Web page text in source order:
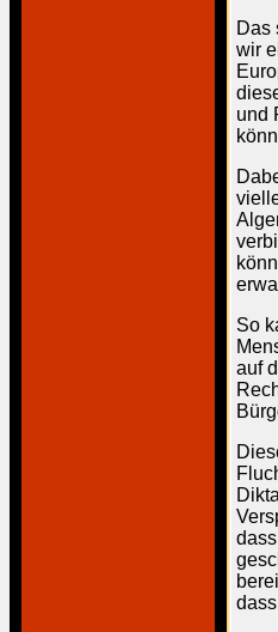
Das
wir
und
So
auf